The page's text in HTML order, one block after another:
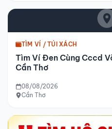
TÌM VÍ / TÚI XÁCH
Tìm Ví Đen Cùng Cccd
Cần Thơ
08/08/2026
Cần Thơ